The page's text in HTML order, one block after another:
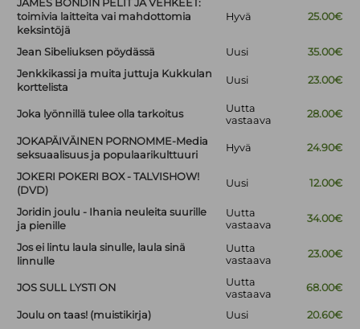
JAMES BONDIN PELIT JA VEHKEET:
toimivia laitteita vai mahdottomia
keksintöjä
Hyvä 25.00€
Jean Sibeliuksen pöydässä Uusi
35.00€
Jenkkikassi ja muita juttuja Kukkulan
korttelista
Uusi 23.00€
Joka lyönnillä tulee olla tarkoitus
Uutta
vastaava
28.00€
JOKAPÄIVÄINEN PORNOMME-Media
seksuaalisuus ja populaarikulttuuri
Hyvä 24.90€
JOKERI POKERI BOX - TALVISHOW!
(DVD)
Uusi 12.00€
Joridin joulu - Ihania neuleita suurille
ja pienille
Uutta
vastaava
34.00€
Jos ei lintu laula sinulle, laula sinä
linnulle
Uutta
vastaava
23.00€
JOS SULL LYSTI ON
Uutta
vastaava
68.00€
Joulu on taas! (muistikirja) Uusi 20.60€